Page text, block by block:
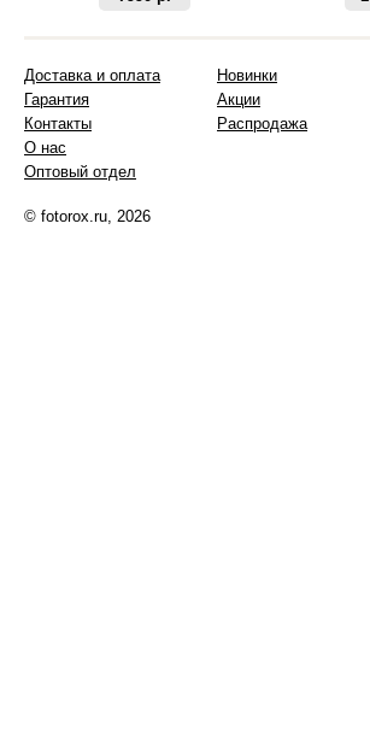
Доставка и оплата
Гарантия
Контакты
О нас
Оптовый отдел
Новинки
Акции
Распродажа
© fotorox.ru, 2026